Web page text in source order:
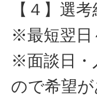
【４】選
※最短翌日
※面談日・
ので希望